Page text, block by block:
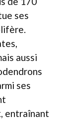
ses
aussi
ses
entraînant